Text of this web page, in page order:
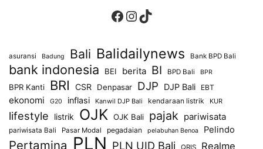
Facebook
Instagram
TikTok
asuransi Badung Bali Balidailynews Bank BPD Bali
bank indonesia BEI berita BI BPD Bali BPR
BPR Kanti BRI CSR Denpasar DJP DJP Bali EBT
ekonomi G20 inflasi Kanwil DJP Bali kendaraan listrik KUR
lifestyle listrik OJK OJK Bali pajak pariwisata
pariwisata Bali Pasar Modal pegadaian pelabuhan Benoa Pelindo
Pertamina PLN PLN UID Bali QRIS Realme